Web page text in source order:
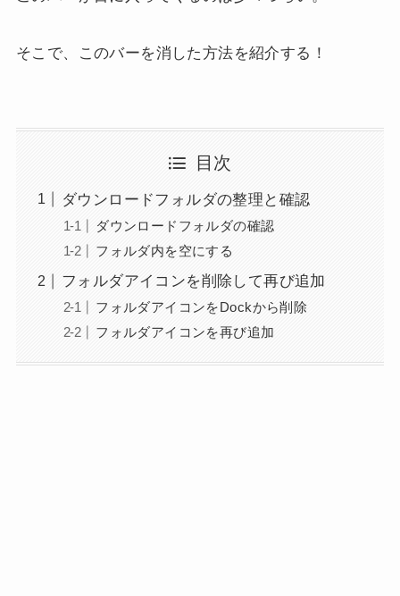
そこで、このバーを消した方法を紹介する！
目次
ダウンロードフォルダの整理と確認
ダウンロードフォルダの確認
フォルダ内を空にする
フォルダアイコンを削除して再び追加
フォルダアイコンをDockから削除
フォルダアイコンを再び追加